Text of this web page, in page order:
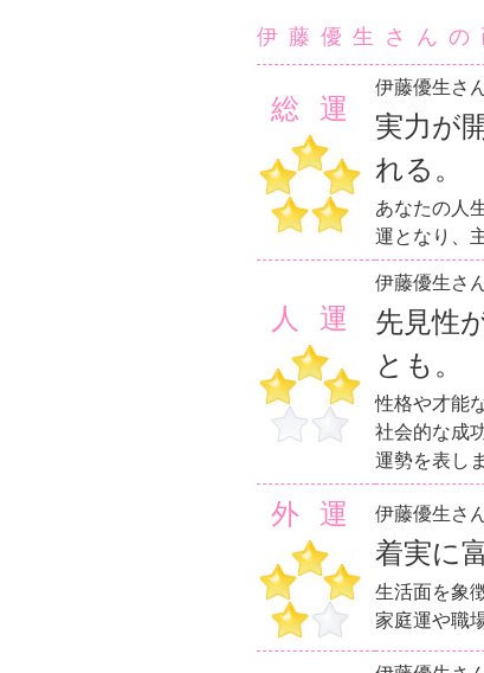
伊藤優生さんの
総運
伊藤優生さ
実力が
れる。
あなたの人
運となり、
人運
伊藤優生さ
先見性
とも。
性格や才能
社会的な成
運勢を表し
外運 伊藤優生さ
着実に
生活面を象
家庭運や職